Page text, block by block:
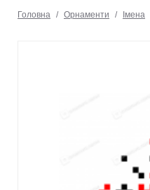
Головна / Орнаменти / Імена